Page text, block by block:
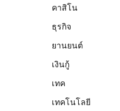
คาสิโน
ธุรกิจ
ยานยนต์
เงินกู้
เทค
เทคโนโลยี